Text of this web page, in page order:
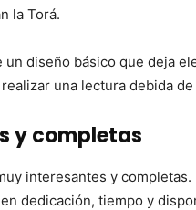
la Torá.
un diseño básico que deja
una lectura debida
y completas
interesantes y
dedicación, tiempo y